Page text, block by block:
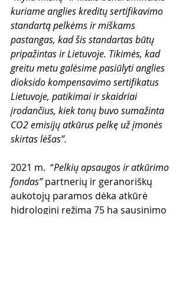
kuriame anglies kreditų sertifikavimo
standartą pelkėms ir miškams
pastangas, kad šis standartas būtų
pripažintas ir Lietuvoje. Tikimės, kad
greitu metu galėsime pasiūlyti anglies
dioksido kompensavimo sertifikatus
Lietuvoje, patikimai ir skaidriai
įrodančius, kiek tonų buvo sumažinta
CO2 emisijų atkūrus pelkę už įmonės
skirtas lėšas”.
2021 m.  “Pelkių apsaugos ir atkūrimo
fondas” partnerių ir geranoriškų
aukotojų paramos dėka atkūrė
hidrologinį režimą 75 ha sausinimo